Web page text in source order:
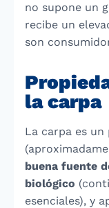
no supone un
recibe un
son
la carpa
La carpa es un
buena fuente
biológico
esenciales), y